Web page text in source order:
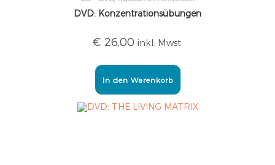
DVD: Konzentrationsübungen
€ 26,00 inkl. Mwst.
In den Warenkorb